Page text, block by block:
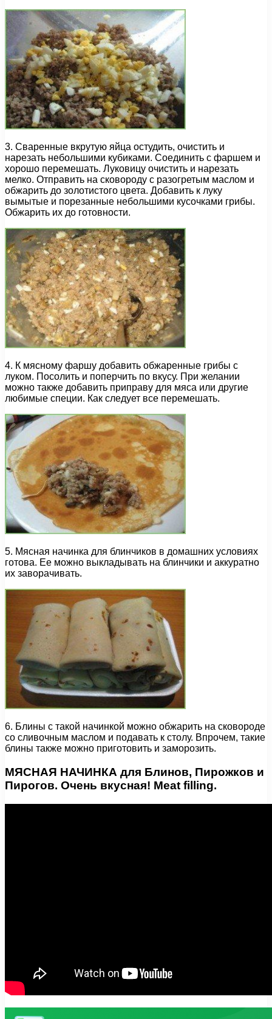
3. Сваренные вкрутую яйца остудить, очистить и
нарезать небольшими кубиками. Соединить с фаршем и
хорошо перемешать. Луковицу очистить и нарезать
мелко. Отправить на сковороду с разогретым маслом и
обжарить до золотистого цвета. Добавить к луку
вымытые и порезанные небольшими кусочками грибы.
Обжарить их до готовности.
4. К мясному фаршу добавить обжаренные грибы с
луком. Посолить и поперчить по вкусу. При желании
можно также добавить приправу для мяса или другие
любимые специи. Как следует все перемешать.
5. Мясная начинка для блинчиков в домашних условиях
готова. Ее можно выкладывать на блинчики и аккуратно
их заворачивать.
6. Блины с такой начинкой можно обжарить на сковороде
со сливочным маслом и подавать к столу. Впрочем, такие
блины также можно приготовить и заморозить.
МЯСНАЯ НАЧИНКА для Блинов, Пирожков и
Пирогов. Очень вкусная! Meat filling.